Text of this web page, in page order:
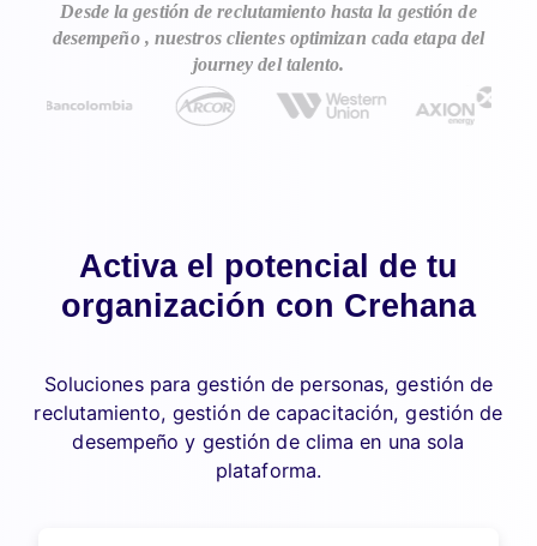
Desde lagestión de reclutamiento hasta la gestión de
desempeño , nuestros clientes optimizan cada etapa del
journey del talento.
Activa el potencial de tu
organización con Crehana
Soluciones para gestión de personas, gestión de
reclutamiento, gestión de capacitación, gestión de
desempeño y gestión de clima en una sola
plataforma.